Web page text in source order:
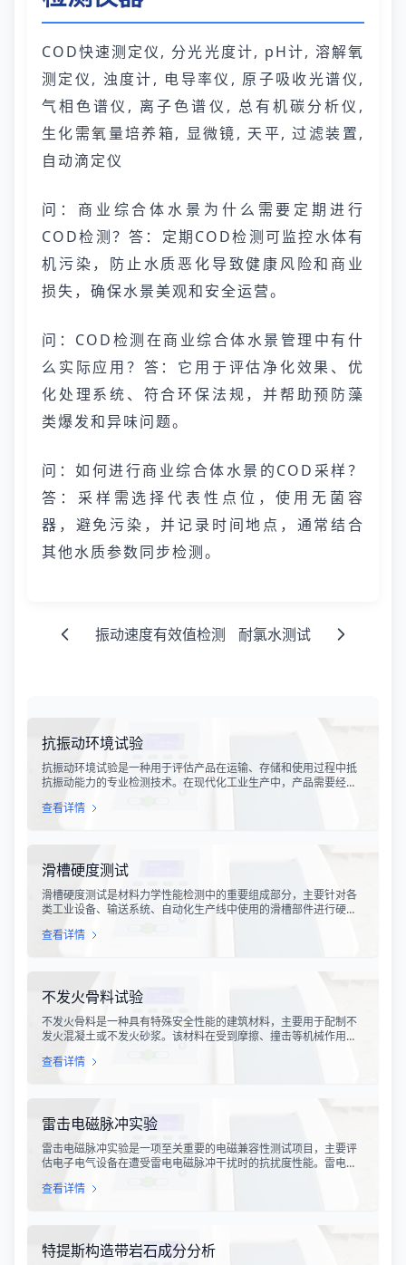
COD快速测定仪, 分光光度计, pH计, 溶解氧
测定仪, 浊度计, 电导率仪, 原子吸收光谱仪,
气相色谱仪, 离子色谱仪, 总有机碳分析仪,
生化需氧量培养箱, 显微镜, 天平, 过滤装置,
自动滴定仪
问：商业综合体水景为什么需要定期进行
COD检测？答：定期COD检测可监控水体有
机污染，防止水质恶化导致健康风险和商业
损失，确保水景美观和安全运营。
问：COD检测在商业综合体水景管理中有什
么实际应用？答：它用于评估净化效果、优
化处理系统、符合环保法规，并帮助预防藻
类爆发和异味问题。
问：如何进行商业综合体水景的COD采样？
答：采样需选择代表性点位，使用无菌容
器，避免污染，并记录时间地点，通常结合
其他水质参数同步检测。
振动速度有效值检测 耐氯水测试
抗振动环境试验
抗振动环境试验是一种用于评估产品在运输、存储和使用过程中抵
抗振动能力的专业检测技术。在现代化工业生产中，产品需要经历
会受到不同程度的振动冲击。这种振动可能导致产品结构松动、零
查看详情
滑槽硬度测试
滑槽硬度测试是材料力学性能检测中的重要组成部分，主要针对各
类工业设备、输送系统、自动化生产线中使用的滑槽部件进行硬度
响设备的使用寿命、运行稳定性和安全性。通过科学的硬度测试，
查看详情
不发火骨料试验
不发火骨料是一种具有特殊安全性能的建筑材料，主要用于配制不
发火混凝土或不发火砂浆。该材料在受到摩擦、撞击等机械作用
炸事故的风险。不发火骨料试验是评定该类材料安全性能的关键检
查看详情
雷击电磁脉冲实验
雷击电磁脉冲实验是一项至关重要的电磁兼容性测试项目，主要评
估电子电气设备在遭受雷电电磁脉冲干扰时的抗扰度性能。雷电作
具有上升时间快、持续时间短、能量密度高等特点，可能对周围的
查看详情
特提斯构造带岩石成分分析